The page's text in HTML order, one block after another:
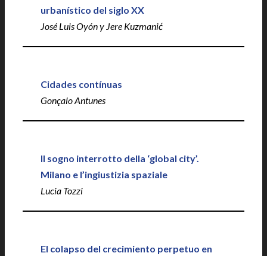
urbanístico del siglo XX
José Luis Oyón y Jere Kuzmanić
Cidades contínuas
Gonçalo Antunes
Il sogno interrotto della ‘global city’.
Milano e l’ingiustizia spaziale
Lucia Tozzi
El colapso del crecimiento perpetuo en